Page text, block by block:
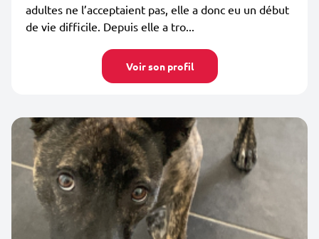
adultes ne l’acceptaient pas, elle a donc eu un début
de vie difficile. Depuis elle a tro...
Voir son profil